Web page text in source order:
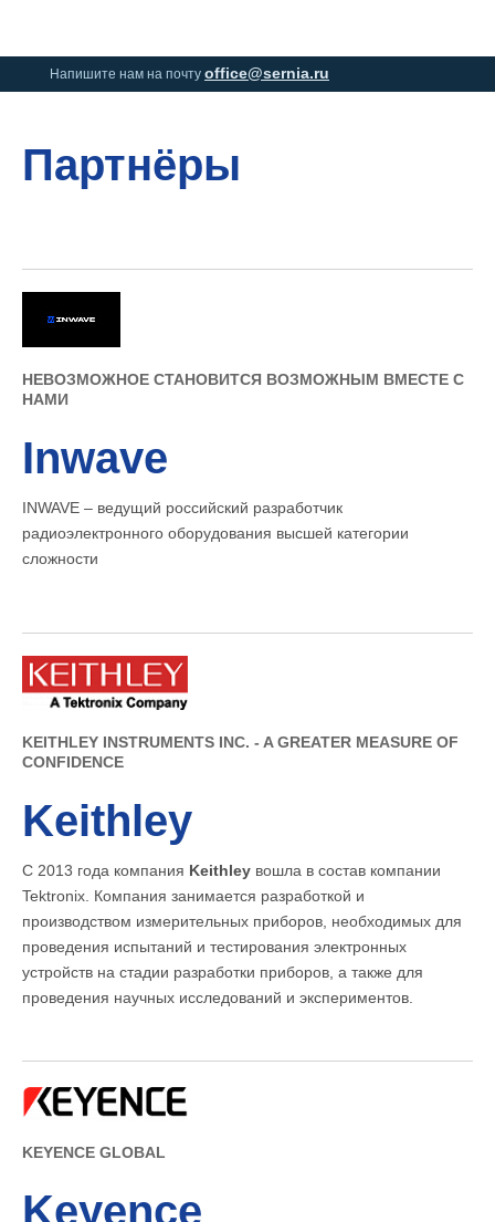
Напишите нам на почту office@sernia.ru
Партнёры
НЕВОЗМОЖНОЕ СТАНОВИТСЯ ВОЗМОЖНЫМ ВМЕСТЕ С
НАМИ
Inwave
INWAVE – ведущий российский разработчик
радиоэлектронного оборудования высшей категории
сложности
KEITHLEY INSTRUMENTS INC. - A GREATER MEASURE OF
CONFIDENCE
Keithley
С 2013 года компания Keithley вошла в состав компании
Tektronix. Компания занимается разработкой и
производством измерительных приборов, необходимых для
проведения испытаний и тестирования электронных
устройств на стадии разработки приборов, а также для
проведения научных исследований и экспериментов.
KEYENCE GLOBAL
Keyence